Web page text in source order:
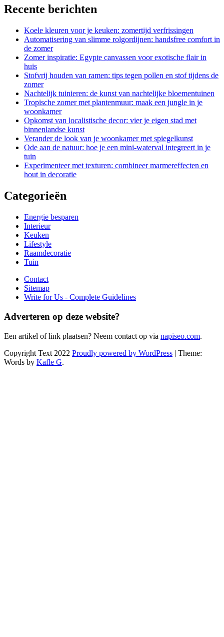
Recente berichten
Koele kleuren voor je keuken: zomertijd verfrissingen
Automatisering van slimme rolgordijnen: handsfree comfort in
de zomer
Zomer inspiratie: Egypte canvassen voor exotische flair in
huis
Stofvrij houden van ramen: tips tegen pollen en stof tijdens de
zomer
Nachtelijk tuinieren: de kunst van nachtelijke bloementuinen
Tropische zomer met plantenmuur: maak een jungle in je
woonkamer
Opkomst van localistische decor: vier je eigen stad met
binnenlandse kunst
Verander de look van je woonkamer met spiegelkunst
Ode aan de natuur: hoe je een mini-waterval integreert in je
tuin
Experimenteer met texturen: combineer marmereffecten en
hout in decoratie
Categorieën
Energie besparen
Interieur
Keuken
Lifestyle
Raamdecoratie
Tuin
Contact
Sitemap
Write for Us - Complete Guidelines
Adverteren op deze website?
Een artikel of link plaatsen? Neem contact op via napiseo.com.
Copyright Text 2022 Proudly powered by WordPress | Theme:
Words by Kafle G.